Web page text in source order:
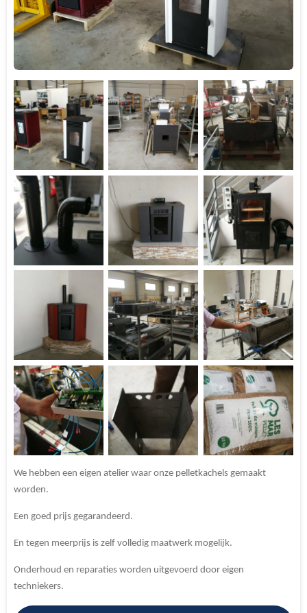
We hebben een eigen atelier waar onze pelletkachels gemaakt
worden.
Een goed prijs gegarandeerd.
En tegen meerprijs is zelf volledig maatwerk mogelijk.
Onderhoud en reparaties worden uitgevoerd door eigen
techniekers.